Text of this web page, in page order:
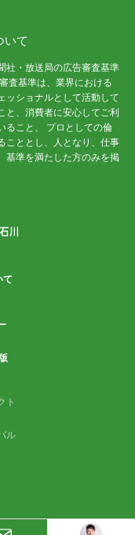
いて
社・放送局の広告審査基準
査基準は、業界における
ッショナルとして活動して
と、消費者に安心してご利
ること、 プロとしての倫
こととし、人となり、仕事
基準を満たした方のみを掲
て
ト
ル